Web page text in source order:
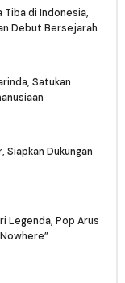
Tiba di Indonesia,
Debut Bersejarah
Satukan
Siapkan Dukungan
Legenda, Pop Arus